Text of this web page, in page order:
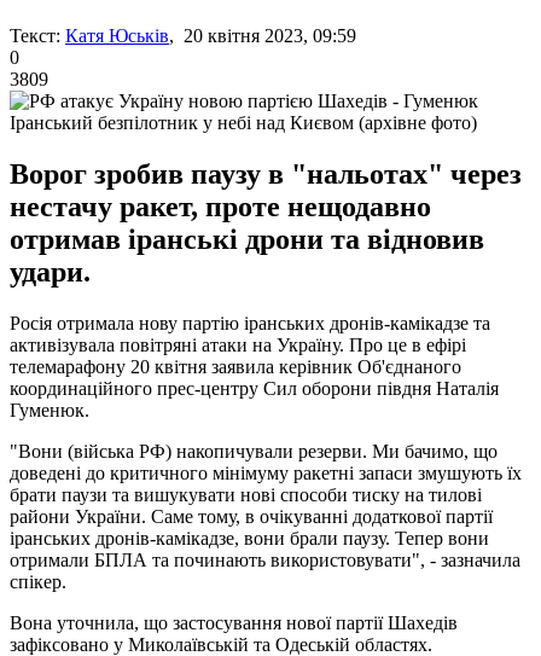
Текст: Катя Юськів, 20 квітня 2023, 09:59
0
3809
Іранський безпілотник у небі над Києвом (архівне фото)
Ворог зробив паузу в "нальотах" через
нестачу ракет, проте нещодавно
отримав іранські дрони та відновив
удари.
Росія отримала нову партію іранських дронів-камікадзе та
активізувала повітряні атаки на Україну. Про це в ефірі
телемарафону 20 квітня заявила керівник Об'єднаного
координаційного прес-центру Сил оборони півдня Наталія
Гуменюк.
"Вони (війська РФ) накопичували резерви. Ми бачимо, що
доведені до критичного мінімуму ракетні запаси змушують їх
брати паузи та вишукувати нові способи тиску на тилові
райони України. Саме тому, в очікуванні додаткової партії
іранських дронів-камікадзе, вони брали паузу. Тепер вони
отримали БПЛА та починають використовувати", - зазначила
спікер.
Вона уточнила, що застосування нової партії Шахедів
зафіксовано у Миколаївській та Одеській областях.